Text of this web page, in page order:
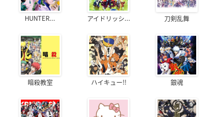
HUNTER... アイドリッシ... 刀剣乱舞
暗殺教室 ハイキュー!! 銀魂